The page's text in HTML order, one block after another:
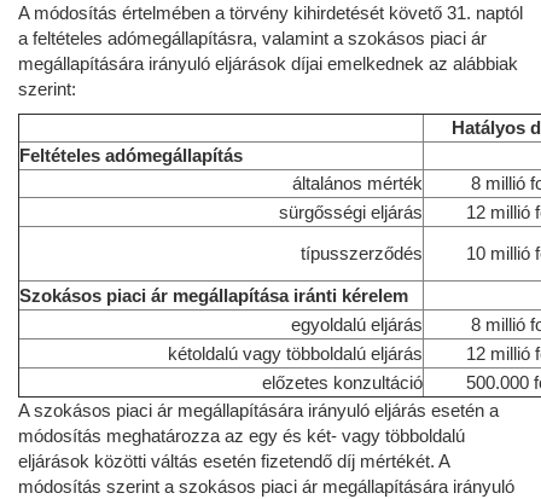
A módosítás értelmében a törvény kihirdetését követő 31. naptól
a feltételes adómegállapításra, valamint a szokásos piaci ár
megállapítására irányuló eljárások díjai emelkednek az alábbiak
szerint:
Hatályos
Feltételes adómegállapítás
általános mérték
8 millió
sürgősségi eljárás
12 millió
típusszerződés
10 millió
Szokásos piaci ár megállapítása iránti kérelem
egyoldalú eljárás
8 millió
kétoldalú vagy többoldalú eljárás
12 millió
előzetes konzultáció
500.000
A szokásos piaci ár megállapítására irányuló eljárás esetén a
módosítás meghatározza az egy és két- vagy többoldalú
eljárások közötti váltás esetén fizetendő díj mértékét. A
módosítás szerint a szokásos piaci ár megállapítására irányuló